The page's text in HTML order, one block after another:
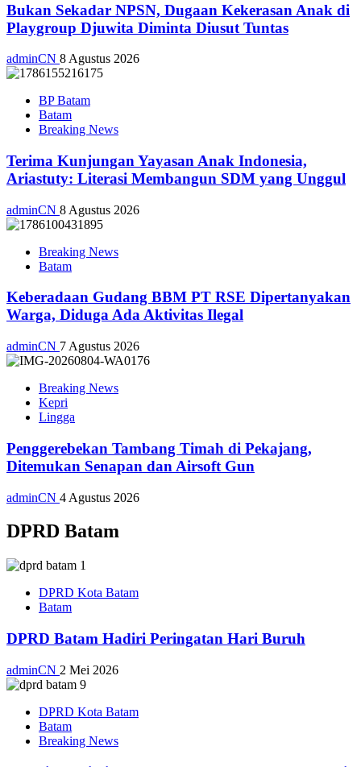
Bukan Sekadar NPSN, Dugaan Kekerasan Anak di
Playgroup Djuwita Diminta Diusut Tuntas
adminCN 8 Agustus 2026
BP Batam
Batam
Breaking News
Terima Kunjungan Yayasan Anak Indonesia,
Ariastuty: Literasi Membangun SDM yang Unggul
adminCN 8 Agustus 2026
Breaking News
Batam
Keberadaan Gudang BBM PT RSE Dipertanyakan
Warga, Diduga Ada Aktivitas Ilegal
adminCN 7 Agustus 2026
Breaking News
Kepri
Lingga
Penggerebekan Tambang Timah di Pekajang,
Ditemukan Senapan dan Airsoft Gun
adminCN 4 Agustus 2026
DPRD Batam
DPRD Kota Batam
Batam
DPRD Batam Hadiri Peringatan Hari Buruh
adminCN 2 Mei 2026
DPRD Kota Batam
Batam
Breaking News